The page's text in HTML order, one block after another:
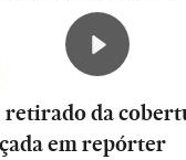
da
em repórter